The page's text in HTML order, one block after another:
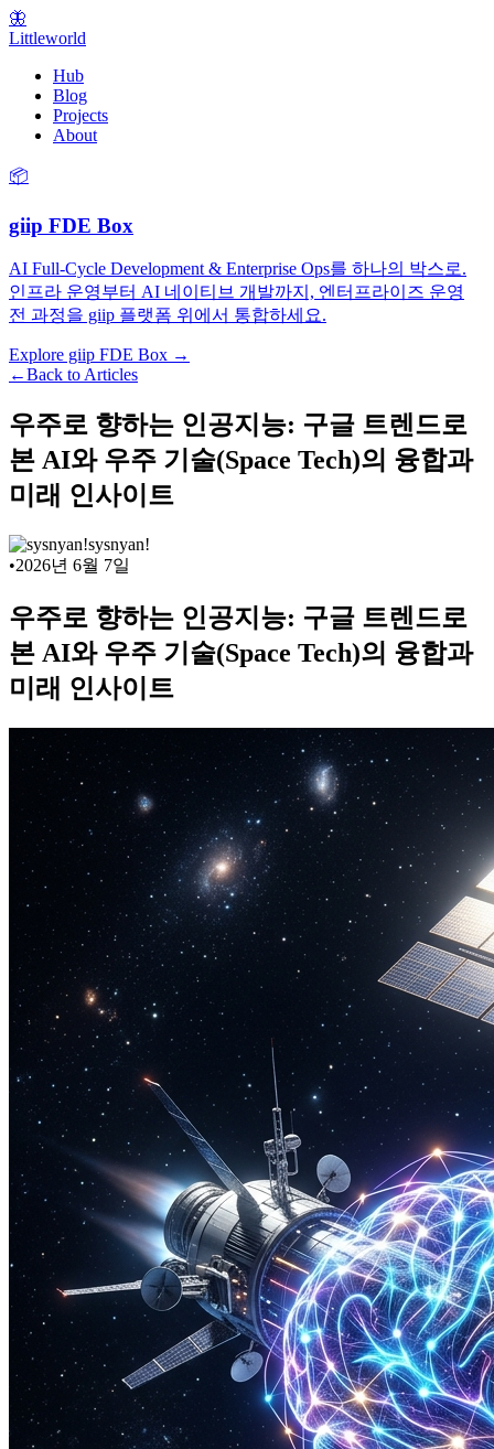
🦋
Littleworld
Hub
Blog
Projects
About
📦
giip FDE Box
AI Full-Cycle Development & Enterprise Ops를 하나의 박스로.
인프라 운영부터 AI 네이티브 개발까지, 엔터프라이즈 운영
전 과정을 giip 플랫폼 위에서 통합하세요.
Explore giip FDE Box →
←Back to Articles
우주로 향하는 인공지능: 구글 트렌드로
본 AI와 우주 기술(Space Tech)의 융합과
미래 인사이트
sysnyan!
•2026년 6월 7일
우주로 향하는 인공지능: 구글 트렌드로
본 AI와 우주 기술(Space Tech)의 융합과
미래 인사이트